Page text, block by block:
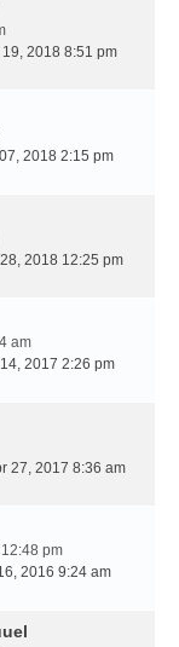
2018 8:51 pm
2018 2:15 pm
2018 12:25 pm
am
2017 2:26 pm
27, 2017 8:36 am
pm
2016 9:24 am